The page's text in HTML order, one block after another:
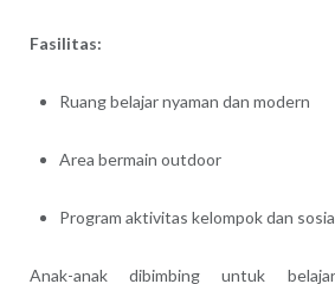
Fasilitas:
Ruang belajar nyaman dan modern
Area bermain outdoor
Program aktivitas kelompok dan
Anak-anak dibimbing untuk